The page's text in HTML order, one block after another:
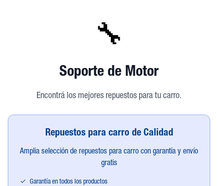
🔧
Soporte de Motor
Encontrá los mejores repuestos para tu carro.
Repuestos para carro de Calidad
Amplia selección de repuestos para carro con garantía y envío
gratis
✓
Garantía en todos los productos